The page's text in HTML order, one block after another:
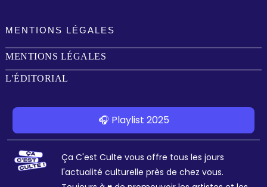
MENTIONS LÉGALES
MENTIONS LÉGALES
L'ÉDITORIAL
🎧 Playlist 2025
Ça C'est Culte vous offre tous les jours
l'actualité culturelle près de chez vous.